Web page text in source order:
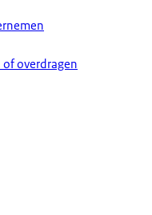
overdragen